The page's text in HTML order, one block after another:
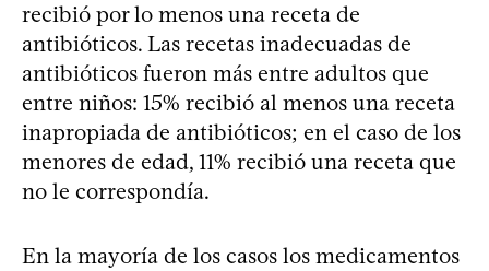
recibió por lo menos una receta de
antibióticos. Las recetas inadecuadas de
antibióticos fueron más entre adultos que
entre niños: 15% recibió al menos una receta
inapropiada de antibióticos; en el caso de los
menores de edad, 11% recibió una receta que
no le correspondía.
En la mayoría de los casos los medicamentos